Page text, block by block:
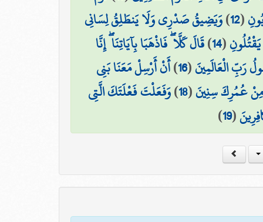
(
12
)وَيَضِيقُ صَدْرِي وَلَا يَنطَلِقُ لِسَانِي
(
14
)قَالَ كَلَّا ۖ فَاذْهَبَا بِآيَاتِنَا ۖ إِنَّا
رَبِّ الْعَالَمِينَ(
16
)أَنْ أَرْسِلْ مَعَنَا بَنِي
مِنْ عُمُرِكَ سِنِينَ(
18
)وَفَعَلْتَ فَعْلَتَكَ الَّتِي
(
19
)